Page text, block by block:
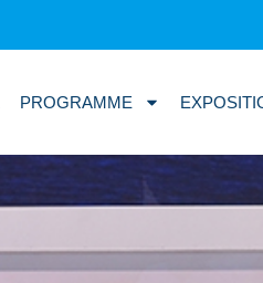
PROGRAMME